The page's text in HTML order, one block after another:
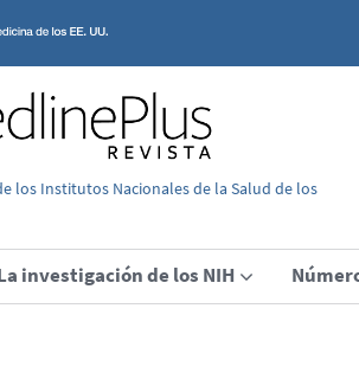
los Institutos Nacionales de la Salud de los
investigación de los NIH